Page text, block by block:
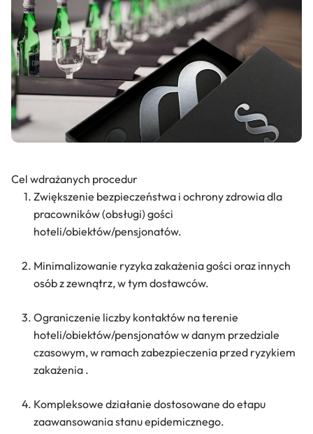
Cel wdrażanych procedur
Zwiększenie bezpieczeństwa i ochrony zdrowia dla
pracowników (obsługi) gości
hoteli/obiektów/pensjonatów.
Minimalizowanie ryzyka zakażenia gości oraz innych
osób z zewnątrz, w tym dostawców.
Ograniczenie liczby kontaktów na terenie
hoteli/obiektów/pensjonatów w danym przedziale
czasowym, w ramach zabezpieczenia przed ryzykiem
zakażenia .
Kompleksowe działanie dostosowane do etapu
zaawansowania stanu epidemicznego.